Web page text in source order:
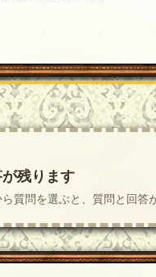
残ります
問を選ぶと、質問と回答